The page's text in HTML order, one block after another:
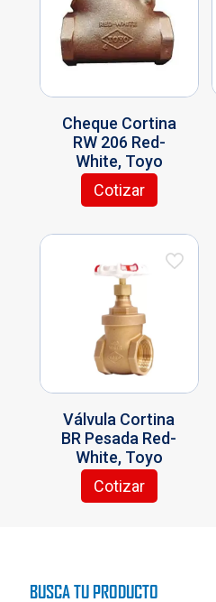
Cheque Cortina
RW 206 Red-
White, Toyo
Cotizar
Válvula Cortina
BR Pesada Red-
White, Toyo
Cotizar
BUSCA TU PRODUCTO